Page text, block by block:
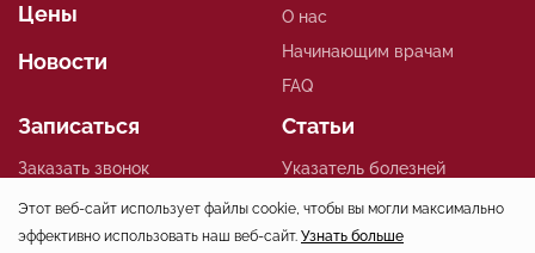
Цены
Новости
О нас
Начинающим врачам
FAQ
Статьи
Указатель болезней
Записаться
Заказать звонок
Задать вопрос
Контроль качества
Этот веб-сайт использует файлы cookie, чтобы вы могли максимально
эффективно использовать наш веб-сайт. Узнать больше